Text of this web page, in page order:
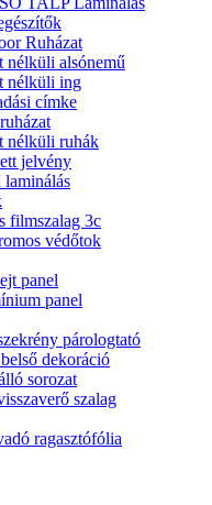
Ruházat
nélküli alsónemű
nélküli ing
címke
nélküli ruhák
jelvény
filmszalag 3c
védőtok
panel
panel
párologtató
dekoráció
sorozat
szalag
ragasztófólia